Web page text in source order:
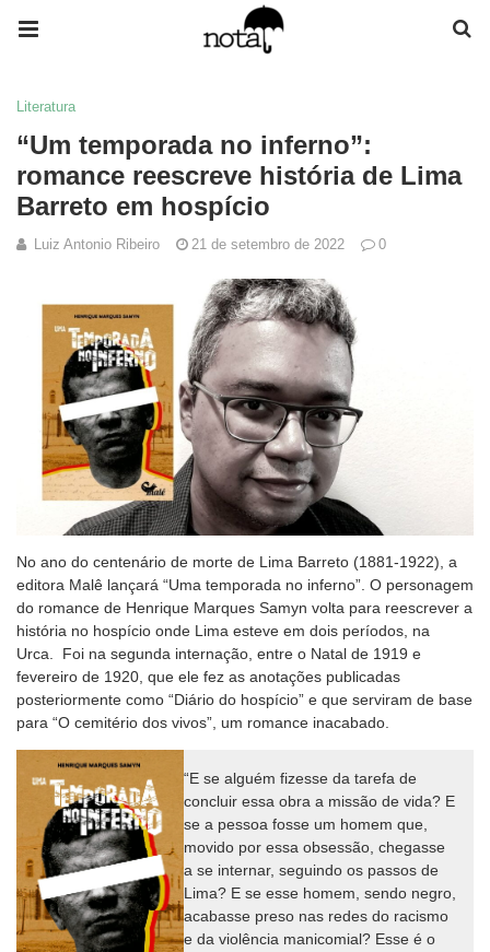
Literatura
“Um temporada no inferno”:
romance reescreve história de Lima
Barreto em hospício
Luiz Antonio Ribeiro 21 de setembro de 2022 0
No ano do centenário de morte de Lima Barreto (1881-1922), a
editora Malê lançará “Uma temporada no inferno”. O personagem
do romance de Henrique Marques Samyn volta para reescrever a
história no hospício onde Lima esteve em dois períodos, na
Urca. Foi na segunda internação, entre o Natal de 1919 e
fevereiro de 1920, que ele fez as anotações publicadas
posteriormente como “Diário do hospício” e que serviram de base
para “O cemitério dos vivos”, um romance inacabado.
“E se alguém fizesse da tarefa de
concluir essa obra a missão de vida? E
se a pessoa fosse um homem que,
movido por essa obsessão, chegasse
a se internar, seguindo os passos de
Lima? E se esse homem, sendo negro,
acabasse preso nas redes do racismo
e da violência manicomial? Esse é o